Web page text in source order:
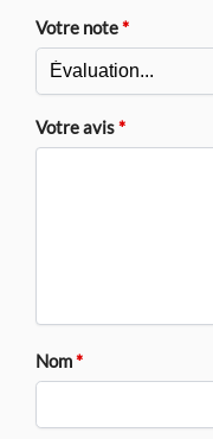
Votre note*
Votre avis*
Nom*